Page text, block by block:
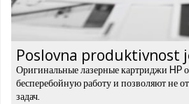
Poslovna produktivnost
Оригинальные лазерные картриджи HP
бесперебойную работу и позволяют не
задач.